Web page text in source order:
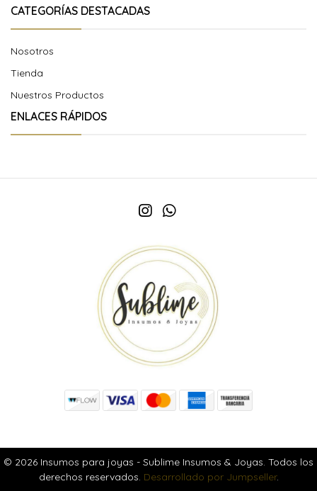
CATEGORÍAS DESTACADAS
Nosotros
Tienda
Nuestros Productos
ENLACES RÁPIDOS
© 2026 Insumos para joyas - Sublime Insumos & Joyas. Todos los
derechos reservados. Desarrollado por Jumpseller.